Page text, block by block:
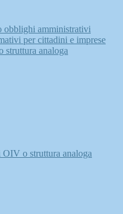
obblighi amministrativi
per cittadini e imprese
struttura analoga
OIV o struttura analoga